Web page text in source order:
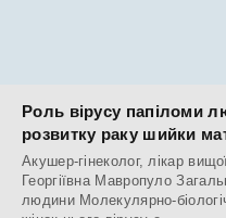
Роль вірусу папіломи
розвитку раку шийки
Акушер-гінеколог, лікар
Георгіївна Мавропуло
людини Молекулярно-